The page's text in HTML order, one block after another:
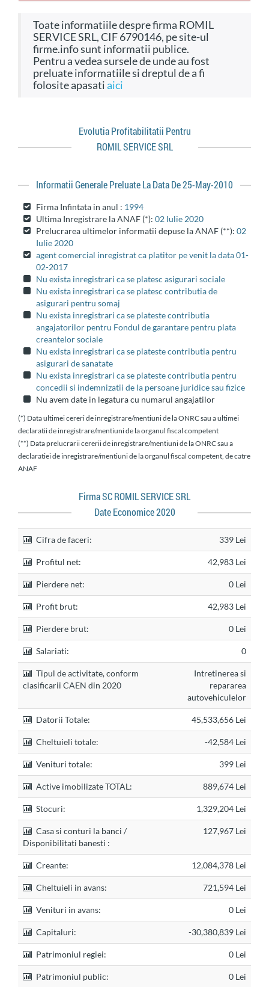
Toate informatiile despre firma ROMIL
SERVICE SRL, CIF 6790146, pe site-ul
firme.info sunt informatii publice.
Pentru a vedea sursele de unde au fost
preluate informatiile si dreptul de a fi
folosite apasatiaici
Evolutia Profitabilitatii Pentru
ROMIL SERVICE SRL
Informatii Generale Preluate La Data De 25-May-2010
Firma Infintata in anul : 1994
Ultima Inregistrare la ANAF (*): 02 Iulie 2020
Prelucrarea ultimelor informatii depuse la ANAF (**): 02
Iulie 2020
agent comercial inregistrat ca platitor pe venit la data 01-
02-2017
Nu exista inregistrari ca se platesc asigurari sociale
Nu exista inregistrari ca se platesc contributia de
asigurari pentru somaj
Nu exista inregistrari ca se plateste contributia
angajatorilor pentru Fondul de garantare pentru plata
creantelor sociale
Nu exista inregistrari ca se plateste contributia pentru
asigurari de sanatate
Nu exista inregistrari ca se plateste contributia pentru
concedii si indemnizatii de la persoane juridice sau fizice
Nu avem date in legatura cu numarul angajatilor
(*) Data ultimei cereri de inregistrare/mentiuni de la ONRC sau a ultimei
declaratii de inregistrare/mentiuni de la organul fiscal competent
(**) Data prelucrarii cererii de inregistrare/mentiuni de la ONRC sau a
declaratiei de inregistrare/mentiuni de la organul fiscal competent, de catre
ANAF
Firma SC ROMIL SERVICE SRL
Date Economice 2020
Cifra de faceri: 339 Lei
Profitul net: 42,983 Lei
Pierdere net: 0 Lei
Profit brut: 42,983 Lei
Pierdere brut: 0 Lei
Salariati: 0
Tipul de activitate, conform
clasificarii CAEN din 2020
Intretinerea si
repararea
autovehiculelor
Datorii Totale: 45,533,656 Lei
Cheltuieli totale: -42,584 Lei
Venituri totale: 399 Lei
Active imobilizate TOTAL: 889,674 Lei
Stocuri: 1,329,204 Lei
Casa si conturi la banci /
Disponibilitati banesti :
127,967 Lei
Creante: 12,084,378 Lei
Cheltuieli in avans: 721,594 Lei
Venituri in avans: 0 Lei
Capitaluri: -30,380,839 Lei
Patrimoniul regiei: 0 Lei
Patrimoniul public: 0 Lei